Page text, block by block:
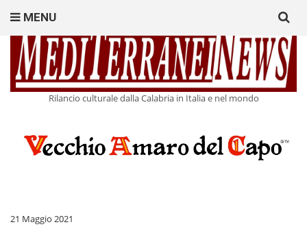
Rilancio culturale dalla Calabria in Italia e nel mondo
MENU
for:
21 Maggio 2021